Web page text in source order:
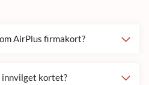
AirPlus firmakort?
innvilget kortet?